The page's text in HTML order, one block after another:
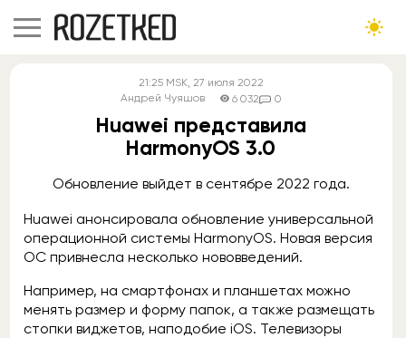
21:25 MSK, 27 июля 2022
Андрей Чуяшов
6 032 0
Huawei представила
HarmonyOS 3.0
Обновление выйдет в сентябре 2022 года.
Huawei анонсировала обновление универсальной
операционной системы HarmonyOS. Новая версия
ОС привнесла несколько нововведений.
Например, на смартфонах и планшетах можно
менять размер и форму папок, а также размещать
стопки виджетов, наподобие iOS. Телевизоры